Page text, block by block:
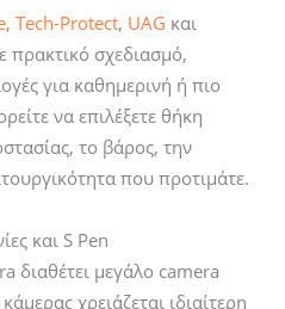
, Tech-Protect, UAG και
πρακτικό σχεδιασμό,
για καθημερινή ή πιο
να επιλέξετε θήκη
το βάρος, την
που προτιμάτε.
και S Pen
διαθέτει μεγάλο camera
χρειάζεται ιδιαίτερη